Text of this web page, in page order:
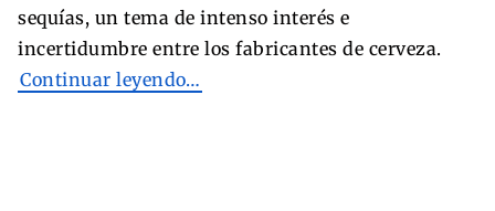
sequías, un tema de intenso interés e
incertidumbre entre los fabricantes de cerveza.
Continuar leyendo…